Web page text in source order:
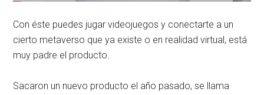
Con éste puedes jugar videojuegos y conectarte a un
cierto metaverso que ya existe o en realidad virtual, está
muy padre el producto.
Sacaron un nuevo producto el año pasado, se llama